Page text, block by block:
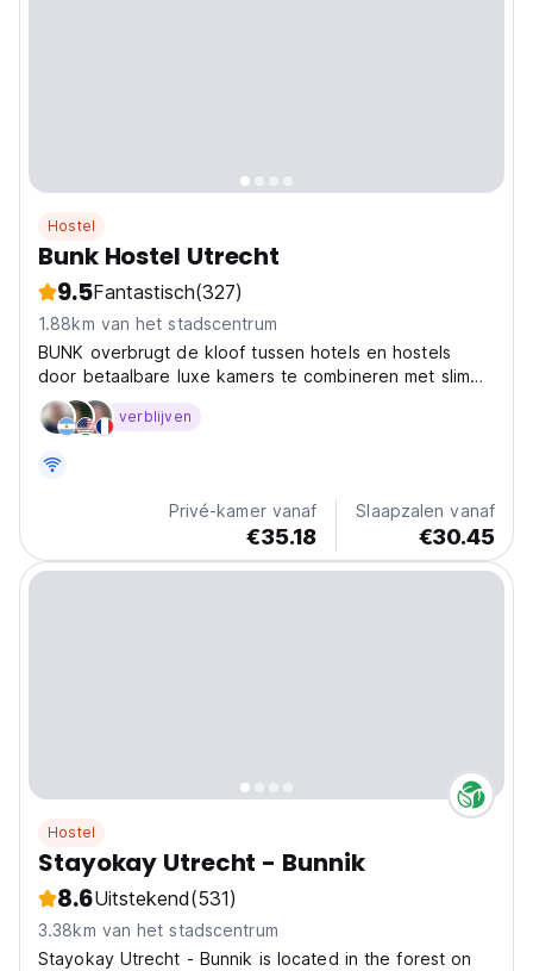
Hostel
Bunk Hostel Utrecht
9.5Fantastisch(327)
1.88km van het stadscentrum
BUNK overbrugt de kloof tussen hotels en hostels
door betaalbare luxe kamers te combineren met slim
ontworpen
verblijven
Privé-kamer vanaf
€35.18
Slaapzalen vanaf
€30.45
Hostel
Stayokay Utrecht - Bunnik
8.6Uitstekend(531)
3.38km van het stadscentrum
Stayokay Utrecht - Bunnik is located in the forest on